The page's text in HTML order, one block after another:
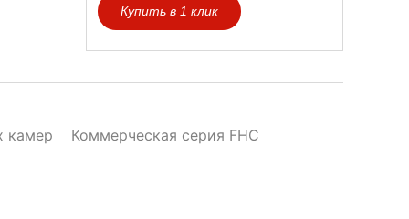
Купить в 1 клик
камер
Коммерческая серия FHC